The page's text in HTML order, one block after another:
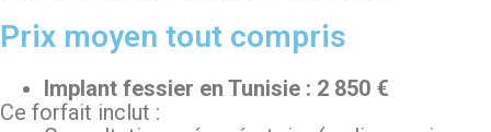
Prix moyen tout compris
Implant fessier en Tunisie : 2 850 €
Ce forfait inclut :